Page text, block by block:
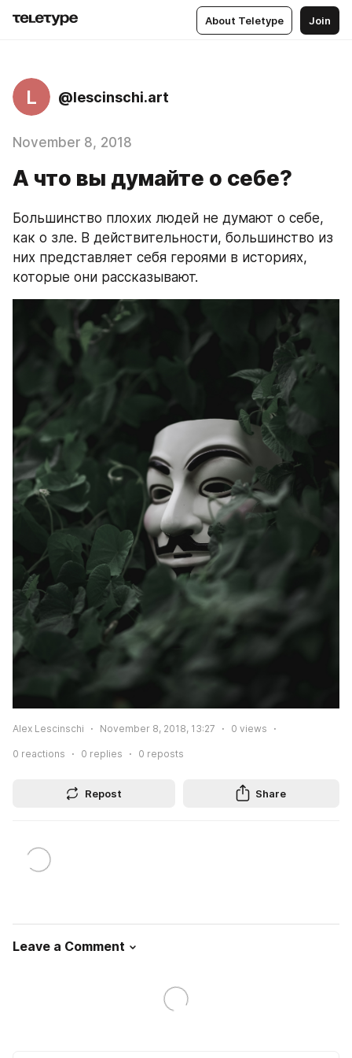
About Teletype Join
L @lescinschi.art
November 8, 2018
А что вы думайте о себе?
Большинство плохих людей не думают о себе,
как о зле. В действительности, большинство из
них представляет себя героями в историях,
которые они рассказывают.
Alex Lescinschi November 8, 2018, 13:27 0 views
0 reactions 0 replies 0 reposts
Repost Share
Leave a Comment